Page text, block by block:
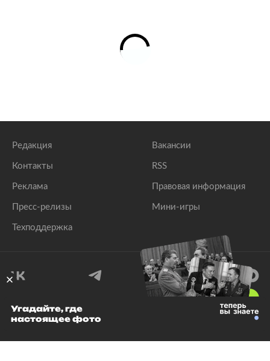
Редакция
Контакты
Реклама
Пресс-релизы
Техподдержка
Вакансии
RSS
Правовая информация
Мини-игры
© 1999–2026 Все права защищены.
Угадайте, где
настоящее фото